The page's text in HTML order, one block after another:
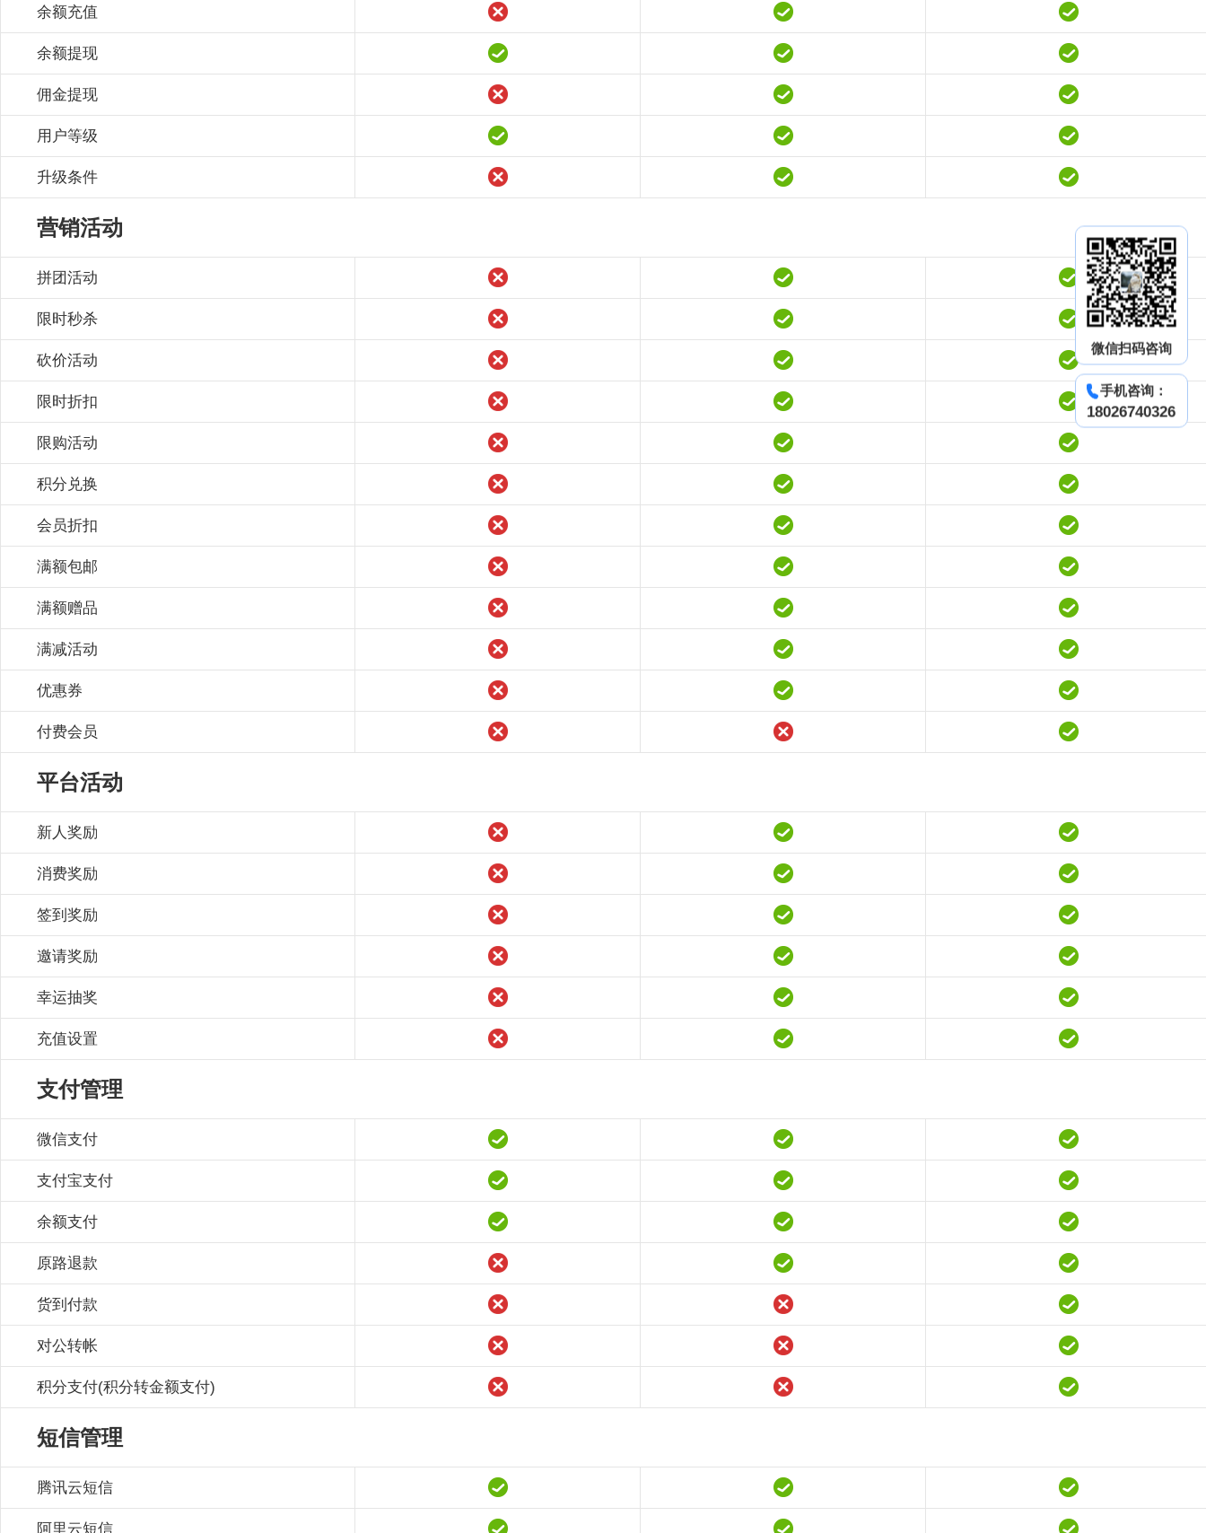
余额充值
余额提现
佣金提现
用户等级
升级条件
营销活动
拼团活动
限时秒杀
砍价活动
限时折扣
限购活动
积分兑换
会员折扣
满额包邮
满额赠品
满减活动
优惠券
付费会员
平台活动
新人奖励
消费奖励
签到奖励
邀请奖励
幸运抽奖
充值设置
支付管理
微信支付
支付宝支付
余额支付
原路退款
货到付款
对公转帐
积分支付(积分转金额支付)
短信管理
腾讯云短信
阿里云短信
微信扫码咨询
手机咨询：
18026740326